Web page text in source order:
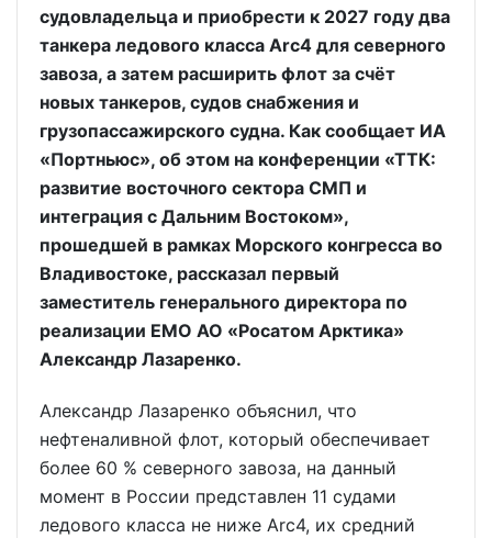
судовладельца и приобрести к 2027 году два
танкера ледового класса Arc4 для северного
завоза, а затем расширить флот за счёт
новых танкеров, судов снабжения и
грузопассажирского судна. Как сообщает ИА
«Портньюс», об этом на конференции «ТТК:
развитие восточного сектора СМП и
интеграция с Дальним Востоком»,
прошедшей в рамках Морского конгресса во
Владивостоке, рассказал первый
заместитель генерального директора по
реализации ЕМО АО «Росатом Арктика»
Александр Лазаренко.
Александр Лазаренко объяснил, что
нефтеналивной флот, который обеспечивает
более 60 % северного завоза, на данный
момент в России представлен 11 судами
ледового класса не ниже Arc4, их средний